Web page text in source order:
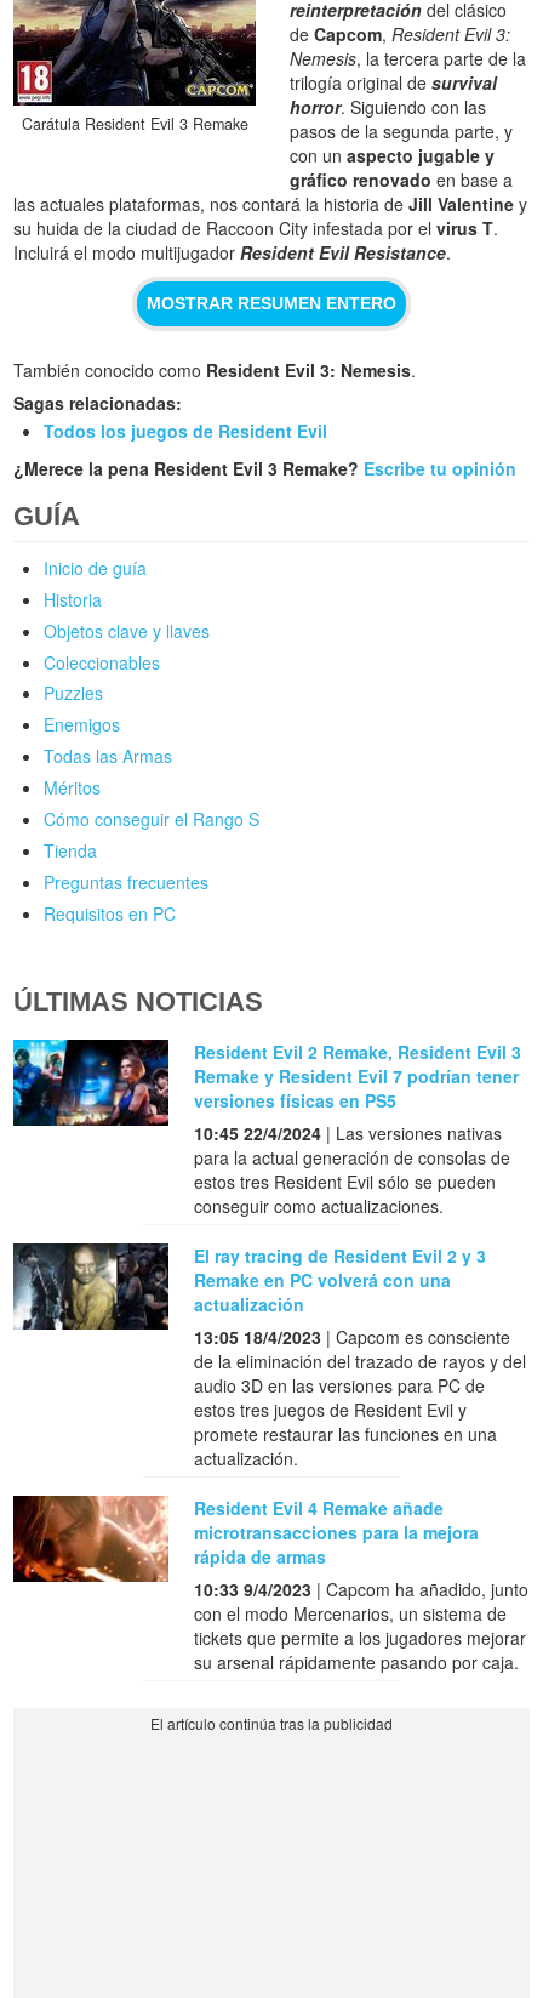
Carátula Resident Evil 3 Remake
reinterpretación del clásico
deCapcom, Resident Evil 3:
Nemesis, la tercera parte de la
trilogía original desurvival
horror. Siguiendo con las
pasos de la segunda parte, y
con unaspecto jugable y
gráfico renovado en base a
las actuales plataformas, nos contará la historia deJill Valentine y
su huida de la ciudad de Raccoon City infestada por elvirus T.
Incluirá el modo multijugadorResident Evil Resistance.
MOSTRAR RESUMEN ENTERO
También conocido como Resident Evil 3: Nemesis.
Sagas relacionadas:
Todos los juegos de Resident Evil
¿Merece la pena Resident Evil 3 Remake? Escribe tu opinión
GUÍA
Inicio de guía
Historia
Objetos clave y llaves
Coleccionables
Puzzles
Enemigos
Todas las Armas
Méritos
Cómo conseguir el Rango S
Tienda
Preguntas frecuentes
Requisitos en PC
ÚLTIMAS NOTICIAS
Resident Evil 2 Remake, Resident Evil 3
Remake y Resident Evil 7 podrían tener
versiones físicas en PS5
10:45 22/4/2024 | Las versiones nativas
para la actual generación de consolas de
estos tres Resident Evil sólo se pueden
conseguir como actualizaciones.
El ray tracing de Resident Evil 2 y 3
Remake en PC volverá con una
actualización
13:05 18/4/2023 | Capcom es consciente
de la eliminación del trazado de rayos y del
audio 3D en las versiones para PC de
estos tres juegos de Resident Evil y
promete restaurar las funciones en una
actualización.
Resident Evil 4 Remake añade
microtransacciones para la mejora
rápida de armas
10:33 9/4/2023 | Capcom ha añadido, junto
con el modo Mercenarios, un sistema de
tickets que permite a los jugadores mejorar
su arsenal rápidamente pasando por caja.